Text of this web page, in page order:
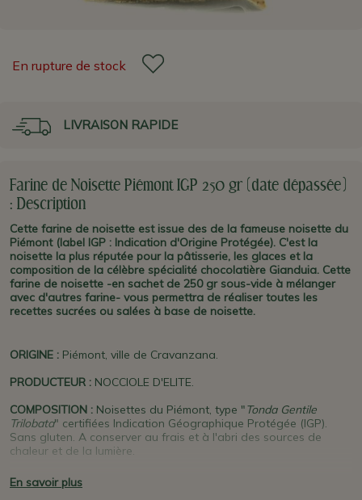
En rupture de stock
LIVRAISON RAPIDE
Farine de Noisette Piémont IGP 250 gr (date dépassée)
: Description
Cette farine de noisette est issue des de la fameuse noisette du
Piémont (label IGP : Indication d'Origine Protégée). C'est la
noisette la plus réputée pour la pâtisserie, les glaces et la
composition de la célèbre spécialité chocolatière Gianduia. Cette
farine de noisette -en sachet de 250 gr sous-vide à mélanger
avec d'autres farine- vous permettra de réaliser toutes les
recettes sucrées ou salées à base de noisette.
ORIGINE : Piémont, ville de Cravanzana.
PRODUCTEUR : NOCCIOLE D'ELITE.
COMPOSITION : Noisettes du Piémont, type "Tonda Gentile
Trilobata" certifiées Indication Géographique Protégée (IGP).
Sans gluten. A conserver au frais et à l'abri des sources de
chaleur et de la lumière.
COMMENT L'UTILISER :
parfaite pour toutes les recettes, sucrées ou salées, à base de
En savoir plus